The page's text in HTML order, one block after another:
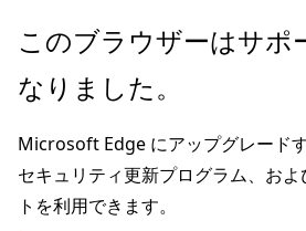
メ
ン
ン
テ
ン
ペ
ジ
ナ
ビ
ゲ
このブラウザーはサポ
なりました。
Microsoft Edge にアップグレード
セキュリティ更新プログラム、お
トを利用できます。